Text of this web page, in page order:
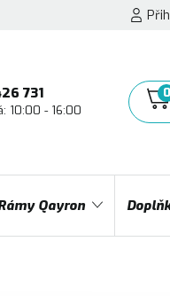
731
10:00 - 16:00
Qayron